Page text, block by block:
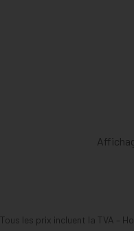
Tous les prix incluent la TVA –